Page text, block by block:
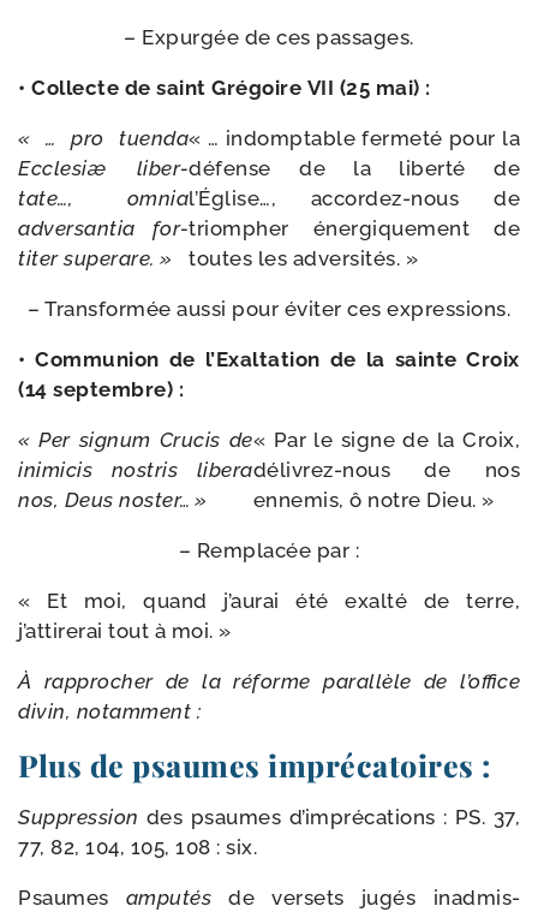
– Expurgée de ces passages.
• Collecte de saint Grégoire VII (25 mai) :
« … pro tuen­da
Ecclesiæ liber­
tate…, omnia
adver­san­tia for­
ti­ter superare. »
« … indomp­table fer­me­té pour la
défense de la liber­té de
l’Église…, accordez-​nous de
triom­pher éner­gi­que­ment de
toutes les adversités. »
– Transformée aus­si pour évi­ter ces expressions.
• Communion de l’Exaltation de la sainte Croix
(14 septembre) :
« Per signum Crucis de
inimi­cis
nos­tris
libe­ra
nos, Deus nos­ter… »
« Par le signe de la Croix,
délivrez-​nous de nos
enne­mis, ô notre Dieu. »
– Remplacée par :
« Et moi, quand j’aurai été exal­té de terre,
j’attirerai tout à moi. »
À rap­pro­cher de la réforme paral­lèle de l’office
divin, notam­ment :
Plus de psaumes imprécatoires :
Suppression des psaumes d’imprécations : PS. 37,
77, 82, 104, 105, 108 : six.
Psaumes ampu­tés de ver­sets jugés inad­mis­